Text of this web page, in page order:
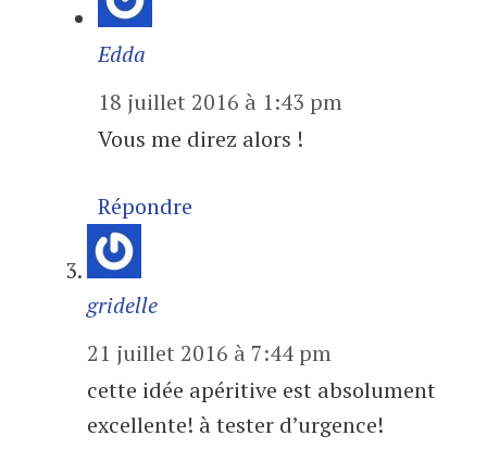
Edda
18 juillet 2016 à 1:43 pm
Vous me direz alors !
Répondre
gridelle
21 juillet 2016 à 7:44 pm
cette idée apéritive est absolument
excellente! à tester d’urgence!